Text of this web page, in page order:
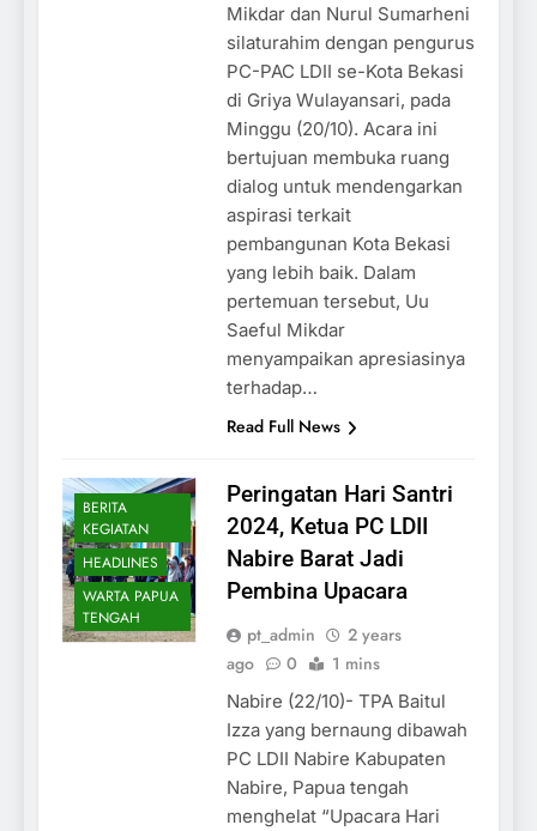
Mikdar dan Nurul Sumarheni
silaturahim dengan pengurus
PC-PAC LDII se-Kota Bekasi
di Griya Wulayansari, pada
Minggu (20/10). Acara ini
bertujuan membuka ruang
dialog untuk mendengarkan
aspirasi terkait
pembangunan Kota Bekasi
yang lebih baik. Dalam
pertemuan tersebut, Uu
Saeful Mikdar
menyampaikan apresiasinya
terhadap…
Read Full News
BERITA
KEGIATAN
HEADLINES
WARTA PAPUA
TENGAH
Peringatan Hari Santri
2024, Ketua PC LDII
Nabire Barat Jadi
Pembina Upacara
pt_admin
2 years
ago
0 1 mins
Nabire (22/10)- TPA Baitul
Izza yang bernaung dibawah
PC LDII Nabire Kabupaten
Nabire, Papua tengah
menghelat “Upacara Hari